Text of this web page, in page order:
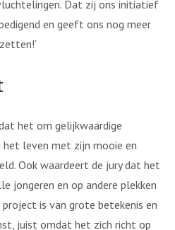
Dat zij ons initiatief
en geeft ons nog meer
het om gelijkwaardige
leven met zijn mooie en
Ook waardeert de jury dat het
jongeren en op andere plekken
project is van grote betekenis en
juist omdat het zich richt op